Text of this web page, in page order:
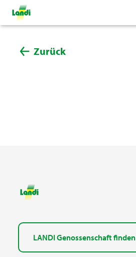
Zurück
LANDI Genossenschaft finden